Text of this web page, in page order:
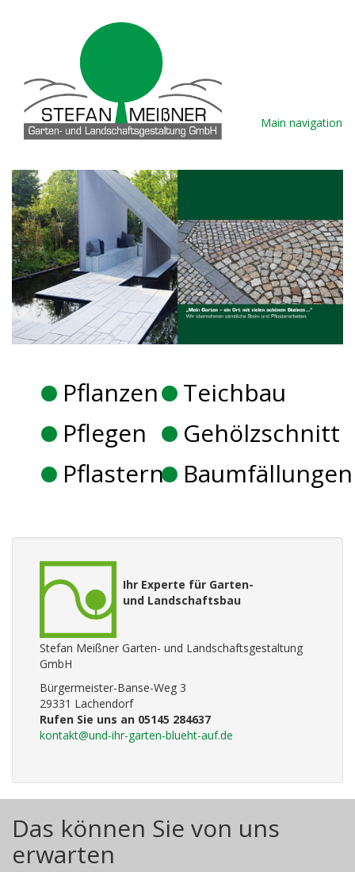
Main navigation
Pflanzen
Pflegen
Pflastern
Teichbau
Gehölzschnitt
Baumfällungen
Ihr Experte für Garten-
und Landschaftsbau
Stefan Meißner Garten- und Landschaftsgestaltung
GmbH
Bürgermeister-Banse-Weg 3
29331 Lachendorf
Rufen Sie uns an 05145 284637
kontakt@und-ihr-garten-blueht-auf.de
Das können Sie von uns
erwarten